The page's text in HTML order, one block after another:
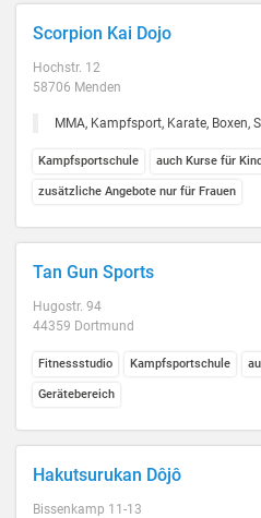
Scorpion Kai Dojo
Hochstr. 12
58706 Menden
MMA, Kampfsport, Karate, Boxen,
Kampfsportschule auch Kurse für
zusätzliche Angebote nur für Frauen
Tan Gun Sports
Hugostr. 94
44359 Dortmund
Fitnessstudio Kampfsportschule
Gerätebereich
Hakutsurukan Dôjô
Bissenkamp 11-13